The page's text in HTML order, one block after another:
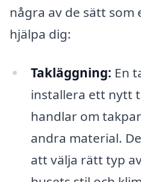
några av de sätt som
hjälpa dig:
Takläggning: En
installera ett nytt
handlar om
andra material.
att välja rätt typ